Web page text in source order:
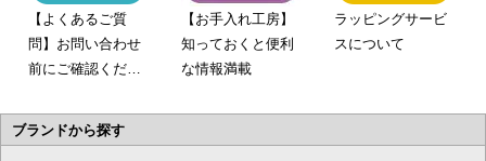
【よくあるご質
問】お問い合わせ
前にご確認くださ
【お手入れ工房】
知っておくと便利
な情報満載
ラッピングサービ
スについて
ブランドから探す